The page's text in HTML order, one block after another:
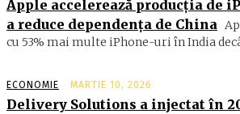
Apple accelerează producția de
a reduce dependența de China
cu 53% mai multe iPhone-uri în India
ECONOMIE MARTIE 10, 2026
Delivery Solutions a injectat în